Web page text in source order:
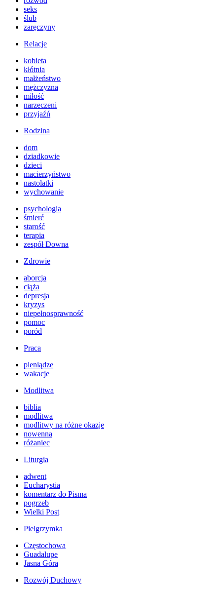
seks
ślub
zaręczyny
Relacje
kobieta
kłótnia
małżeństwo
mężczyzna
miłość
narzeczeni
przyjaźń
Rodzina
dom
dziadkowie
dzieci
macierzyństwo
nastolatki
wychowanie
psychologia
śmierć
starość
terapia
zespół Downa
Zdrowie
aborcja
ciąża
depresja
kryzys
niepełnosprawność
pomoc
poród
Praca
pieniądze
wakacje
Modlitwa
biblia
modlitwa
modlitwy na różne okazje
nowenna
różaniec
Liturgia
adwent
Eucharystia
komentarz do Pisma
pogrzeb
Wielki Post
Pielgrzymka
Częstochowa
Guadalupe
Jasna Góra
Rozwój Duchowy